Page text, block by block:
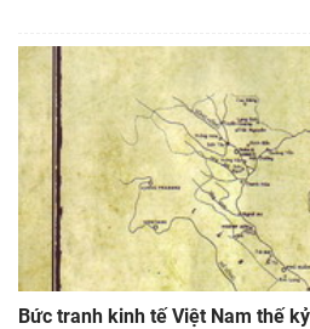
Bức tranh kinh tế Việt Nam thế